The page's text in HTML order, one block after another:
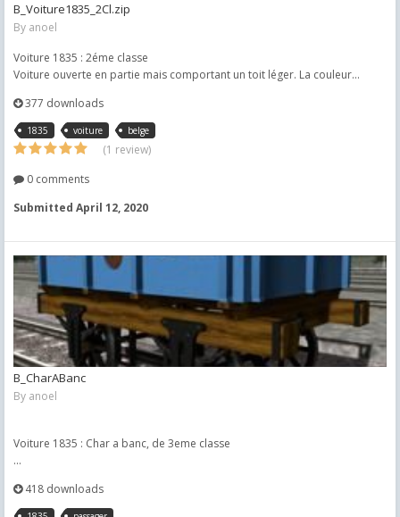
B_Voiture1835_2Cl.zip
By anoel
Voiture 1835 : 2éme classe
Voiture ouverte en partie mais comportant un toit léger. La couleur...
377 downloads
1835 voiture belge
(1 review)
0 comments
Submitted April 12, 2020
B_CharABanc
By anoel
Voiture 1835 : Char a banc, de 3eme classe
...
418 downloads